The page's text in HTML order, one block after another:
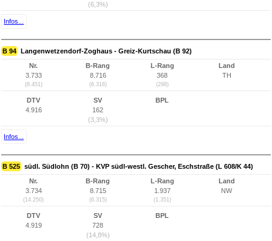
(6,3%)
Infos...
B 94 Langenwetzendorf-Zoghaus - Greiz-Kurtschau (B 92)
Nr.
3.733
(8.451)
B-Rang
8.716
(6.316)
L-Rang
368
(298)
Land
TH
DTV
4.916
SV
162
(3,3%)
BPL
Infos...
B 525 südl. Südlohn (B 70) - KVP südl-westl. Gescher, Eschstraße (L 608/K 44)
Nr.
3.734
(14.250)
B-Rang
8.715
(6.315)
L-Rang
1.937
(1.351)
Land
NW
DTV
4.919
SV
728
(14,8%)
BPL